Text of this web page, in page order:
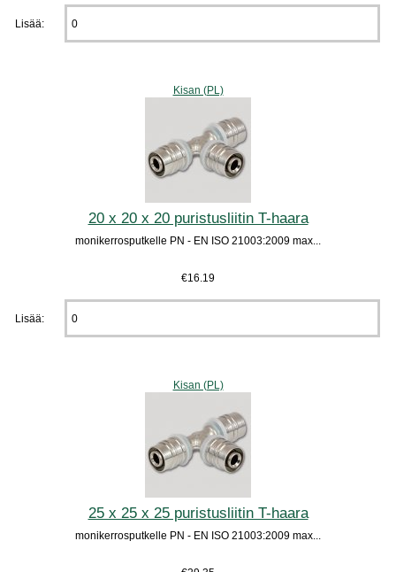
Lisää:
Kisan (PL)
20 x 20 x 20 puristusliitin T-haara
monikerrosputkelle PN - EN ISO 21003:2009 max...
€16.19
Lisää:
Kisan (PL)
25 x 25 x 25 puristusliitin T-haara
monikerrosputkelle PN - EN ISO 21003:2009 max...